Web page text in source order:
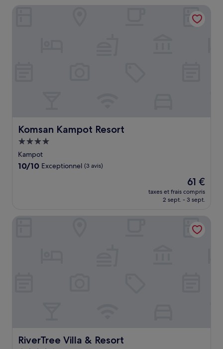
de
27 €
Komsan Kampot Resort
Komsan Kampot Resort
Hébergement
4.0 étoiles
Kampot
10.0
10/10 Exceptionnel (3 avis)
Le
nouveau
prix
de
61 €
61 €
taxes et frais compris
2 sept. - 3 sept.
RiverTree Villa & Resort
RiverTree Villa & Resort